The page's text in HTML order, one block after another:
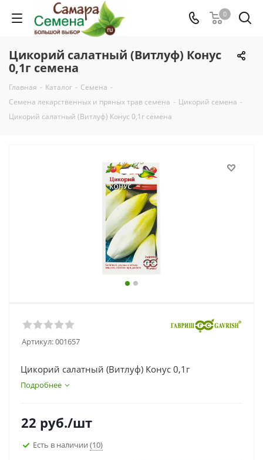
0
Цикорий салатный (Витлуф) Конус
0,1г семена
Главная - Каталог - Семена -
Семена лекарственных и пряных трав семена - Цикорий семена -
Цикорий салатный (Витлуф) Конус 0,1г семена
Артикул:001657
Цикорий салатный (Витлуф) Конус 0,1г
Подробнее
22 руб./шт
Есть в наличии (10)